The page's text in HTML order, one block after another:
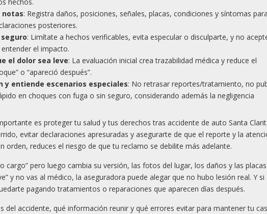
notas: Registra daños, posiciones, señales, placas, condiciones y síntomas
posteriores.
: Limítate a hechos verificables, evita especular o disculparte, y no
el impacto.
el dolor sea leve: La evaluación inicial crea trazabilidad médica y reduce el
o “apareció después”.
y entiende escenarios especiales: No retrasar reportes/tratamiento, no
en choques con fuga o sin seguro, considerando además la negligencia
es proteger tu salud y tus derechos tras accidente de auto Santa
evitar declaraciones apresuradas y asegurarte de que el reporte y la
orden, reduces el riesgo de que tu reclamo se debilite más adelante.
pero luego cambia su versión, las fotos del lugar, los daños y las
y no vas al médico, la aseguradora puede alegar que no hubo lesión real. Y si
pagando tratamientos o reparaciones que aparecen días después.
del accidente, qué información reunir y qué errores evitar para mantener tu